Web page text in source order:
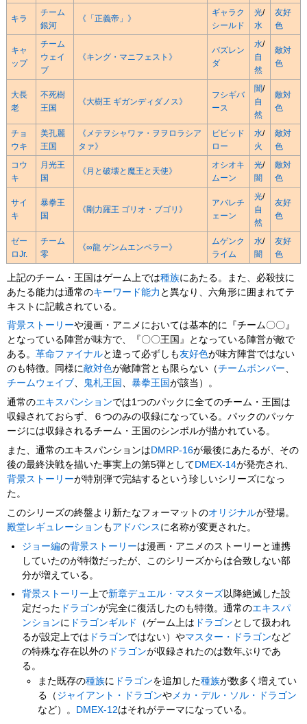
キラ
チーム
銀河
《「正義帝」》
ギャラク
シールド
光/
水
友好
色
キャ
ップ
チーム
ウェイ
ブ
《キング・マニフェスト》
バズレン
ダ
水/
自
然
敵対
色
大長
老
不死樹
王国
《大樹王 ギガンディダノス》
フシギバ
ース
闇/
自
然
敵対
色
チョ
ウキ
美孔麗
王国
《メテヲシャワァ・ヲヲロラシア
タァ》
ビビッド
ロー
水/
火
敵対
色
コウ
キ
月光王
国
《月と破壊と魔王と天使》
オシオキ
ムーン
光/
闇
敵対
色
サイ
キ
暴拳王
国
《剛力羅王 ゴリオ・ブゴリ》
アバレチ
ェーン
光/
自
然
友好
色
ゼー
ロJr.
チーム
零
《∞龍 ゲンムエンペラー》
ムゲンク
ライム
水/
闇
友好
色
上記のチーム・王国はゲーム上では種族にあたる。また、必殺技に
あたる能力は通常のキーワード能力 と異なり、六角形に囲まれてテ
キストに記載されている。
背景ストーリーや漫画・アニメにおいては基本的に『チーム〇〇』
となっている陣営が味方で、『〇〇王国』となっている陣営が敵で
ある。革命ファイナルと違って必ずしも友好色が味方陣営ではない
のも特徴。同様に敵対色が敵陣営とも限らない（チームボンバー、
チームウェイブ、 鬼札王国 、暴拳王国が該当）。
通常のエキスパンションでは1つのパックに全てのチーム・王国は
収録されておらず、６つのみの収録になっている。パックのパッケ
ージには収録されるチーム・王国のシンボルが描かれている。
また、通常のエキスパンションは DMRP-16が最後にあたるが、その
後の最終決戦を描いた事実上の第5弾として DMEX-14が発売され、
背景ストーリーが特別弾で完結するという珍しいシリーズになっ
た。
このシリーズの終盤より新たなフォーマットのオリジナルが登場。
殿堂レギュレーション も アドバンス に名称が変更された。
ジョー編の背景ストーリーは漫画・アニメのストーリーと連携
していたのが特徴だったが、このシリーズからは合致しない部
分が増えている。
背景ストーリー上で新章デュエル・マスターズ以降絶滅した設
定だった ドラゴンが完全に復活したのも特徴。通常のエキスパ
ンションに ドラゴンギルド （ゲーム上は ドラゴン として扱われ
るが設定上では ドラゴンではない）やマスター・ドラゴンなど
の特殊な存在以外の ドラゴンが収録されたのは数年ぶりであ
る。
また既存の種族に ドラゴンを追加した種族が数多く増えてい
る（ ジャイアント・ドラゴンやメカ・デル・ソル・ドラゴン
など）。
DMEX-12はそれがテーマになっている。